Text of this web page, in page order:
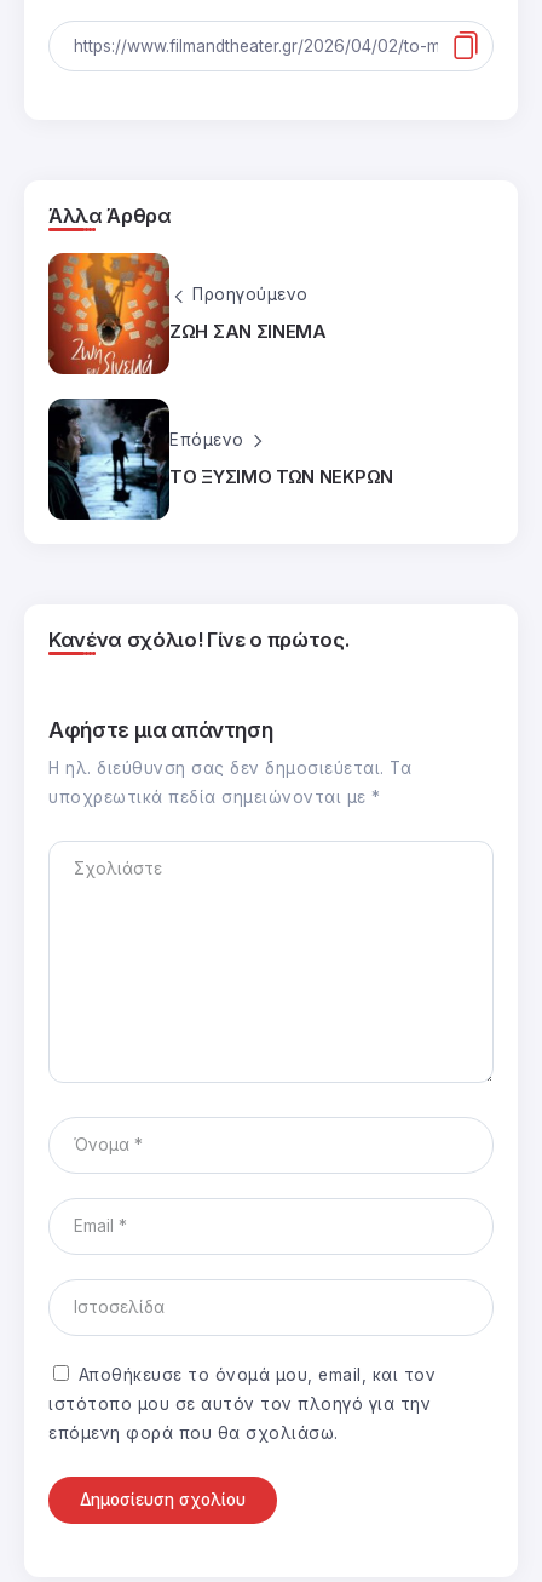
Άλλα Άρθρα
Προηγούμενο
ΖΩΗ ΣΑΝ ΣΙΝΕΜΑ
Επόμενο
ΤΟ ΞΥΣΙΜΟ ΤΩΝ ΝΕΚΡΩΝ
Κανένα σχόλιο! Γίνε ο πρώτος.
Αφήστε μια απάντηση
Η ηλ. διεύθυνση σας δεν δημοσιεύεται. Τα
υποχρεωτικά πεδία σημειώνονται με *
Αποθήκευσε το όνομά μου, email, και τον
ιστότοπο μου σε αυτόν τον πλοηγό για την
επόμενη φορά που θα σχολιάσω.